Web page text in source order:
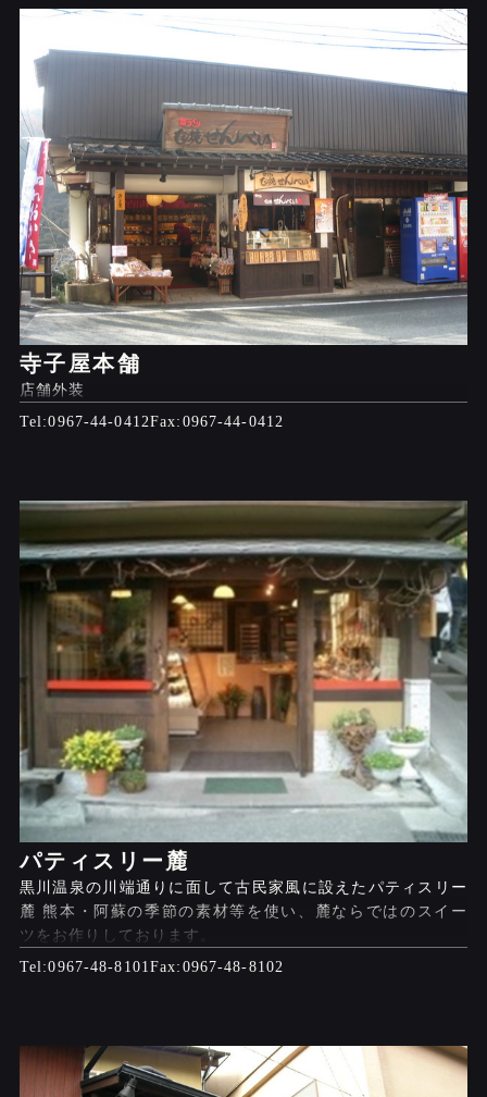
寺子屋本舗
店舗外装
0967-44-0412
0967-44-0412
パティスリー麓
黒川温泉の川端通りに面して古民家風に設えたパティスリー
麓 熊本・阿蘇の季節の素材等を使い、麓ならではのスイー
ツをお作りしております。
0967-48-8101
0967-48-8102